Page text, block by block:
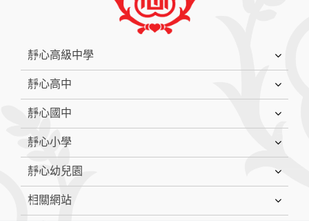
靜心高級中學
靜心高中
靜心國中
靜心小學
靜心幼兒園
相關網站